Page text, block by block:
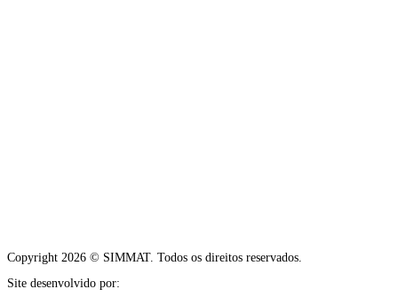
Copyright 2026 © SIMMAT. Todos os direitos reservados.
Site desenvolvido por: